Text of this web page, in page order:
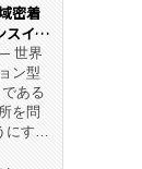
密着
スイー
世界
ン型
ある
を問
にす